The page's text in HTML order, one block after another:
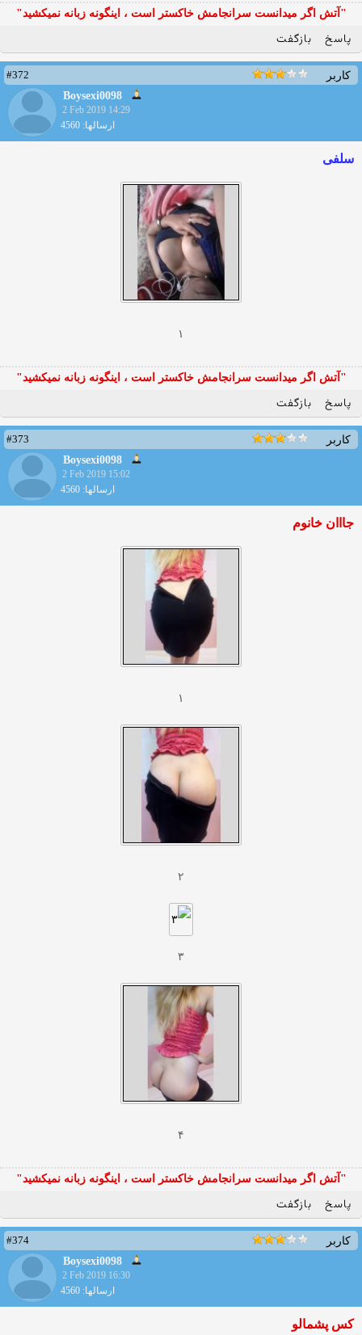
"آتش اگر ميدانست سرانجامش خاكستر است ، اينگونه زبانه نميكشيد"
پاسخ بازگفت
کاربر
#372
Boysexi0098
2 Feb 2019 14:29
ارسالها: 4560
سلفی
۱
"آتش اگر ميدانست سرانجامش خاكستر است ، اينگونه زبانه نميكشيد"
پاسخ بازگفت
کاربر
#373
Boysexi0098
2 Feb 2019 15:02
ارسالها: 4560
جااان خانوم
۱
۲
۳
۴
"آتش اگر ميدانست سرانجامش خاكستر است ، اينگونه زبانه نميكشيد"
پاسخ بازگفت
کاربر
#374
Boysexi0098
2 Feb 2019 16:30
ارسالها: 4560
کس پشمالو